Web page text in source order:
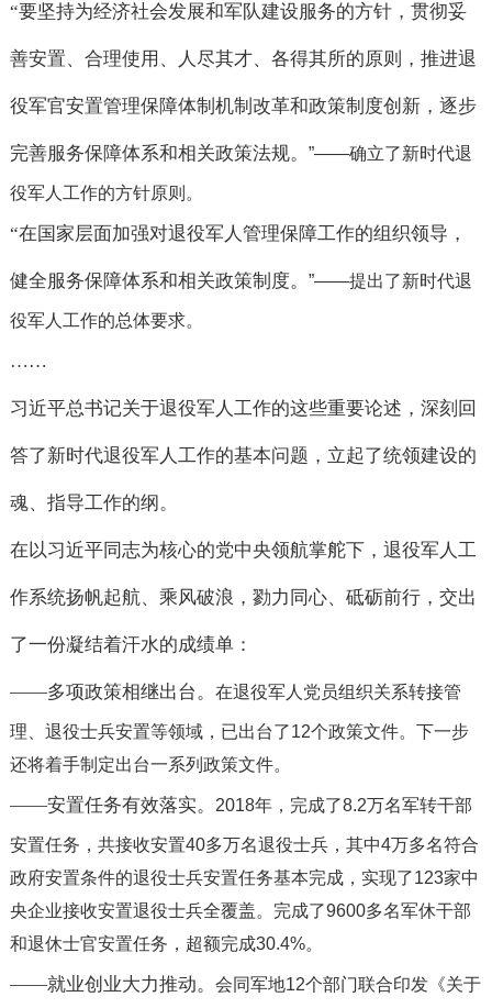
“要坚持为经济社会发展和军队建设服务的方针，贯彻妥
善安置、合理使用、人尽其才、各得其所的原则，推进退
役军官安置管理保障体制机制改革和政策制度创新，逐步
完善服务保障体系和相关政策法规。 ”——确立了新时代退
役军人工作的方针原则。
“在国家层面加强对退役军人管理保障工作的组织领导，
健全服务保障体系和相关政策制度。 ”——提出了新时代退
役军人工作的总体要求。
……
习近平总书记关于退役军人工作的这些重要论述，深刻回
答了新时代退役军人工作的基本问题，立起了统领建设的
魂、指导工作的纲。
在以习近平同志为核心的党中央领航掌舵下，退役军人工
作系统扬帆起航、乘风破浪，勠力同心、砥砺前行，交出
了一份凝结着汗水的成绩单：
——多项政策相继出台。 在退役军人党员组织关系转接管
理、退役士兵安置等领域，已出台了12个政策文件。 下一步
还将着手制定出台一系列政策文件。
——安置任务有效落实。 2018年，完成了8.2万名军转干部
安置任务，共接收安置40多万名退役士兵，其中4万多名符合
政府安置条件的退役士兵安置任务基本完成，实现了123家中
央企业接收安置退役士兵全覆盖。 完成了9600多名军休干部
和退休士官安置任务，超额完成30.4%。
——就业创业大力推动。 会同军地12个部门联合印发《关于